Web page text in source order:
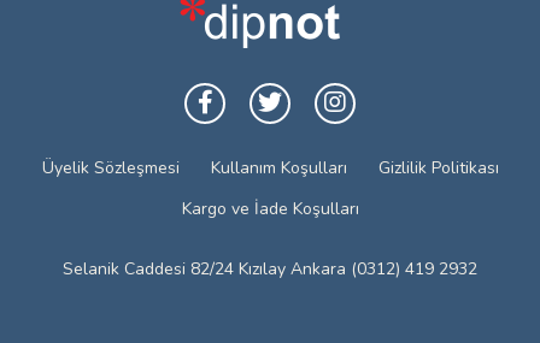
Üyelik Sözleşmesi Kullanım Koşulları
Gizlilik Politikası
Kargo ve İade Koşulları
Selanik Caddesi 82/24 Kızılay Ankara (0312) 419 2932